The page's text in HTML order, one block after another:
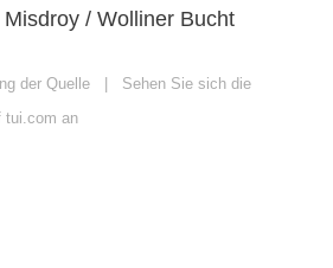
/ Wolliner Bucht
der Quelle | Sehen Sie sich die
tui.com an